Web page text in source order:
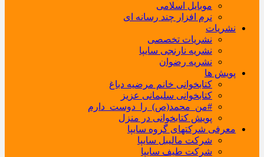
موبایل اسلامی
نرم افزار چند رسانه ای
نشریات
نشریات تخصصی
نشریه نارنجی سایپا
نشریه رضوان
پویش ها
کتابخوانی خانم مرضیه دباغ
کتابخوانی سلیمانی عزیز
#من_محمد(ص)_را_دوست_دارم
پویش کتابخوانی در منزل
معرفی شرکتهای گروه سایپا
شرکت مالیبل سایپا
شرکت طیف سایپا